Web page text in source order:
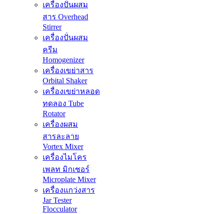
เครื่องปั่นผสม
สาร Overhead
Stirrer
เครื่องปั่นผสม
ครีม
Homogenizer
เครื่องเขย่าสาร
Orbital Shaker
เครื่องเขย่าหลอด
ทดลอง Tube
Rotator
เครื่องผสม
สารละลาย
Vortex Mixer
เครื่องไมโคร
เพลท มิกเซอร์
Microplate Mixer
เครื่องแกว่งสาร
Jar Tester
Flocculator